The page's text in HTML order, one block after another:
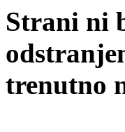
Strani ni
trenutno